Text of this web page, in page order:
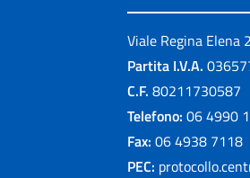
Viale Regina Elena
Partita I.V.A.
C.F. 80211730587
Telefono: 06 4990 1
Fax: 06 4938 7118
PEC: